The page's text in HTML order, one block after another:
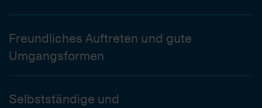
Freundliches Auftreten und gute
Umgangsformen
Selbstständige und